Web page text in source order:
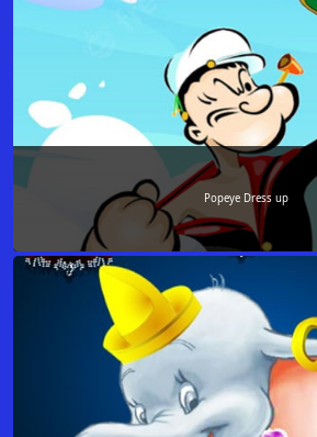
Popeye Dress up